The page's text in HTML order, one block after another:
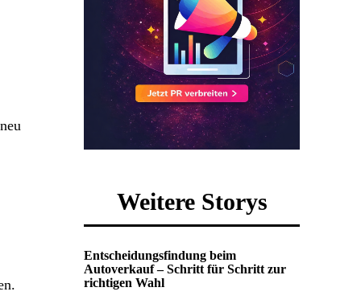
Weitere Storys
Entscheidungsfindung beim
Autoverkauf – Schritt für Schritt zur
richtigen Wahl